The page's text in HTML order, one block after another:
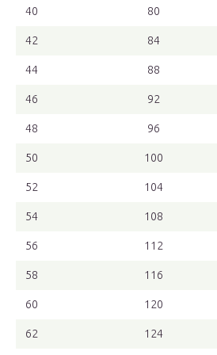
40 80
42 84
44 88
46 92
48 96
50 100
52 104
54 108
56 112
58 116
60 120
62 124